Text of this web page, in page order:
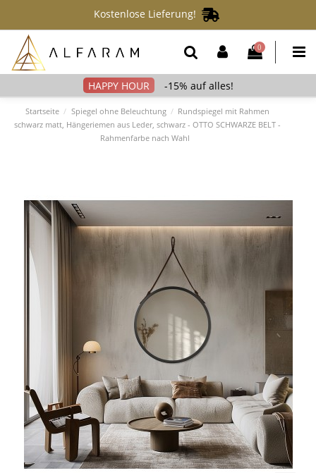
Kostenlose Lieferung!
0
-15% auf alles!
Startseite Spiegel ohne Beleuchtung
Rundspiegel mit Rahmen
schwarz matt, Hängeriemen aus Leder, schwarz - OTTO SCHWARZE BELT -
Rahmenfarbe nach Wahl